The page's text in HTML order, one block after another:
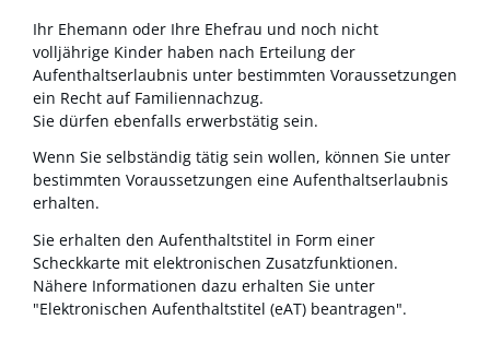
Ihr Ehemann oder Ihre Ehefrau und noch nicht
volljährige Kinder haben nach Erteilung der
Aufenthaltserlaubnis unter bestimmten Voraussetzungen
ein Recht auf Familiennachzug.
Sie dürfen ebenfalls erwerbstätig sein.
Wenn Sie selbständig tätig sein wollen, können Sie unter
bestimmten Voraussetzungen eine Aufenthaltserlaubnis
erhalten.
Sie erhalten den Aufenthaltstitel in Form einer
Scheckkarte mit elektronischen Zusatzfunktionen.
Nähere Informationen dazu erhalten Sie unter
"Elektronischen Aufenthaltstitel (eAT) beantragen".